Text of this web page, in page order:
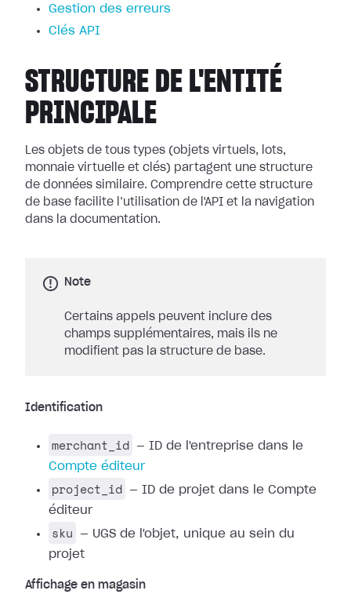
Gestion des erreurs
Clés API
STRUCTURE DE L'ENTITÉ
PRINCIPALE
Les objets de tous types (objets virtuels, lots,
monnaie virtuelle et clés) partagent une structure
de données similaire. Comprendre cette structure
de base facilite l’utilisation de l'API et la navigation
dans la documentation.
Note
Certains appels peuvent inclure des
champs supplémentaires, mais ils ne
modifient pas la structure de base.
Identification
merchant_id
— ID de l'entreprise dans le
Compte éditeur
project_id
— ID de projet dans le Compte
éditeur
sku
— UGS de l'objet, unique au sein du
projet
Affichage en magasin